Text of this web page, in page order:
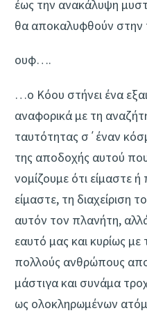
έως την ανακάλυψη
θα αποκαλυφθούν στην
ουφ….
…ο Κόου στήνει ένα
αναφορικά με τη
ταυτότητας σ΄έναν
της αποδοχής αυτού
νομίζουμε ότι είμαστε
είμαστε, τη διαχείριση
αυτόν τον πλανήτη,
εαυτό μας και κυρίως με
πολλούς ανθρώπους
μάστιγα και συνάμα
ως ολοκληρωμένων